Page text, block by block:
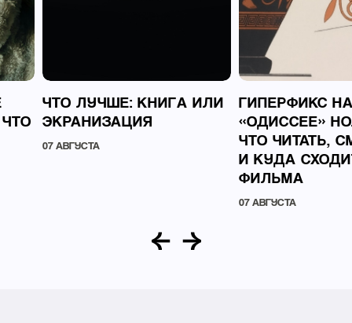
ЧТО ЛУЧШЕ: КНИГА ИЛИ
ЭКРАНИЗАЦИЯ
07 АВГУСТА
ГИПЕРФИКС
«ОДИССЕЕ»
ЧТО ЧИТАТЬ,
И КУДА
ФИЛЬМА
07 АВГУСТА